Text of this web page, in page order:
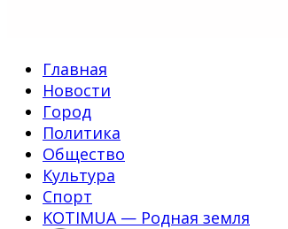
Главная
Новости
Город
Политика
Общество
Культура
Спорт
KOTIMUA — Родная земля